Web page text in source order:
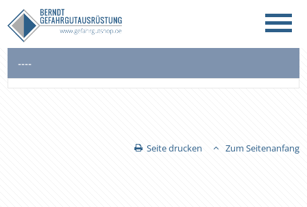
----
Seite drucken Zum Seitenanfang